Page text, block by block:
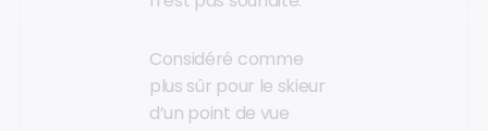
Considéré comme
plus sûr pour le skieur
d’un point de vue